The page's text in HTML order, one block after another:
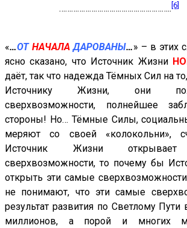
……………………………………………….. [6]
«…ОТ НАЧАЛА ДАРОВАНЫ…» – в этих
ясно сказано, что Источник Жизни
даёт, так что надежда Тёмных Сил на
Источнику Жизни, они
сверхвозможности, полнейшее
стороны! Но… Тёмные Силы,
меряют со своей «колокольни»,
Источник Жизни
сверхвозможности, то почему бы
открыть эти самые
не понимают, что эти самые
результат развития по Светлому Пути
миллионов, а порой и многих